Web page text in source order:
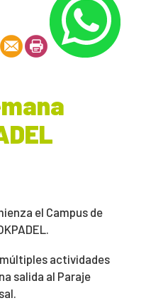
el Campus de
actividades
salida al Paraje